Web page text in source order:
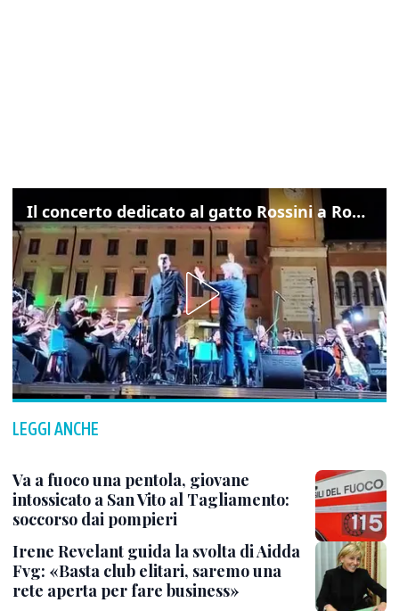
Il concerto dedicato al gatto Rossini a Rovigo: ecco un estratto
LEGGI ANCHE
Va a fuoco una pentola, giovane
intossicato a San Vito al Tagliamento:
soccorso dai pompieri
Irene Revelant guida la svolta di Aidda
Fvg: «Basta club elitari, saremo una
rete aperta per fare business»